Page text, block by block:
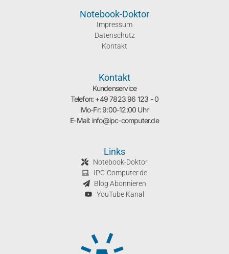
Notebook-Doktor
Impressum
Datenschutz
Kontakt
Kontakt
Kundenservice
Telefon: +49 7823 96 123 - 0
Mo-Fr: 9:00-12:00 Uhr
E-Mail: info@ipc-computer.de
Links
Notebook-Doktor
IPC-Computer.de
Blog Abonnieren
YouTube Kanal